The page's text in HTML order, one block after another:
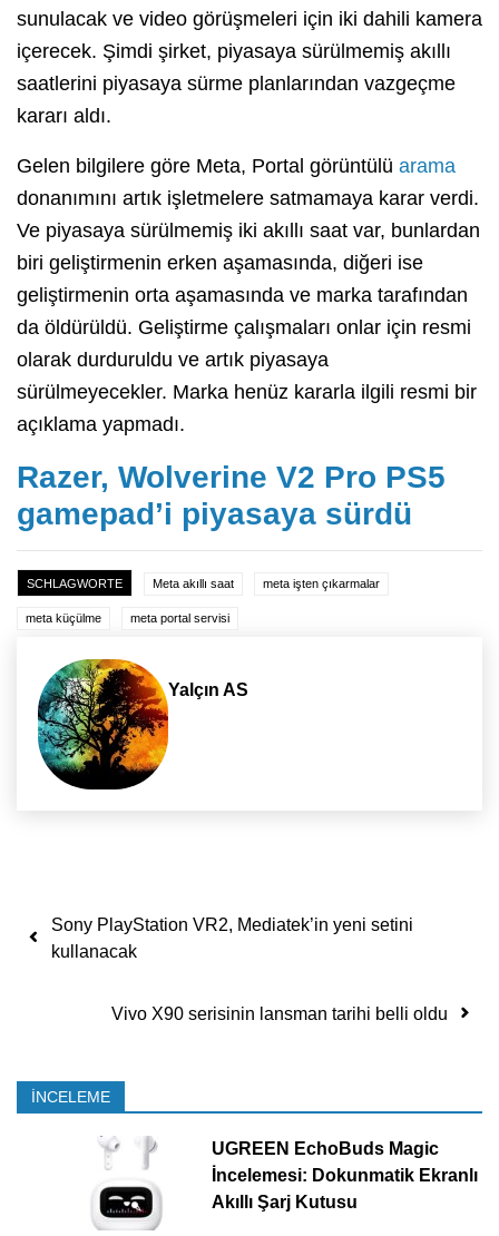
sunulacak ve video görüşmeleri için iki dahili kamera
içerecek. Şimdi şirket, piyasaya sürülmemiş akıllı
saatlerini piyasaya sürme planlarından vazgeçme
kararı aldı.
Gelen bilgilere göre Meta, Portal görüntülü arama
donanımını artık işletmelere satmamaya karar verdi.
Ve piyasaya sürülmemiş iki akıllı saat var, bunlardan
biri geliştirmenin erken aşamasında, diğeri ise
geliştirmenin orta aşamasında ve marka tarafından
da öldürüldü. Geliştirme çalışmaları onlar için resmi
olarak durduruldu ve artık piyasaya
sürülmeyecekler. Marka henüz kararla ilgili resmi bir
açıklama yapmadı.
Razer, Wolverine V2 Pro PS5
gamepad’i piyasaya sürdü
SCHLAGWORTE Meta akıllı saat meta işten çıkarmalar
meta küçülme meta portal servisi
Yalçın AS
Yazı dolaşımı
Sony PlayStation VR2, Mediatek’in yeni setini
kullanacak
Vivo X90 serisinin lansman tarihi belli oldu
İNCELEME
UGREEN EchoBuds Magic
İncelemesi: Dokunmatik Ekranlı
Akıllı Şarj Kutusu